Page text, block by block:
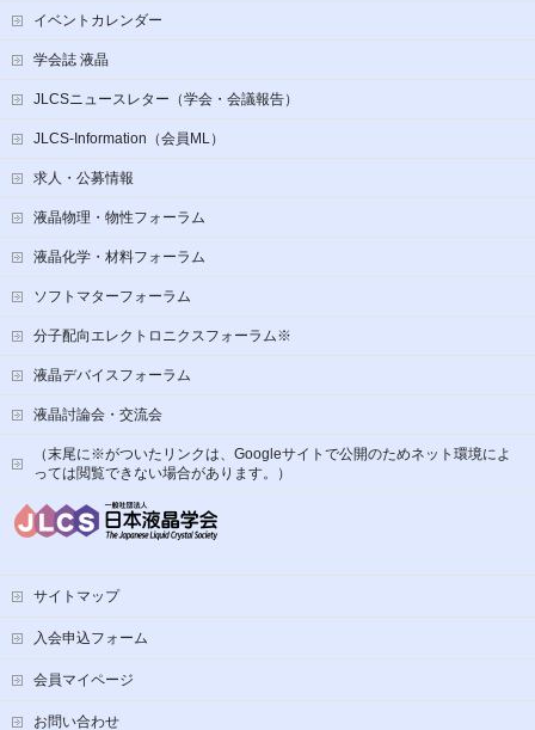
イベントカレンダー
学会誌 液晶
JLCSニュースレター（学会・会議報告）
JLCS-Information（会員ML）
求人・公募情報
液晶物理・物性フォーラム
液晶化学・材料フォーラム
ソフトマターフォーラム
分子配向エレクトロニクスフォーラム※
液晶デバイスフォーラム
液晶討論会・交流会
（末尾に※がついたリンクは、Googleサイトで公開のためネット環境によ
っては閲覧できない場合があります。）
サイトマップ
入会申込フォーム
会員マイページ
お問い合わせ